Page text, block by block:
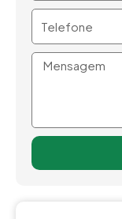
Mensagem